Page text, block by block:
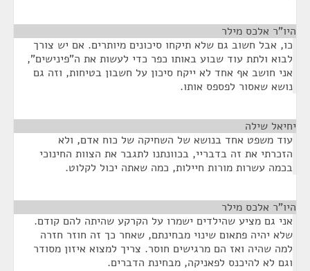
היו"ר אלכס מילר
כו, אבל חשוב גם שלא תיקחו סיכונים מיותרים. אם יש צורך
לבוא ולתת עוד שבוע באותו כפר כדי לעשות את ה"פינישים",
אני חושב אף אחד לא ייקח סיכון על חשבון בטיחות, וזה גם
נושא שאסור לפספס אותו.
יחיאל שילה
עוד משפט אחד בנושא של השחיקה של כוח אדם, ולא
הזכרתי את זה בדבריי, בכוונתנו לתגבר את הצוות החינוכי
בכמה עשרות מורות חיילות, כמה שאתה יכול לקלוט.
היו"ר אלכס מילר
אני גם מציע שהילדים ישמרו על הקרקע שהיתה להם קודם.
שלא יהיה פתאום שינוי מבחינתם, שאחר כך זה חוזר חזרה
למה שהיה ואז הם מרגישים חוסר. צריך למצוא איזון מסודר
וגם לא להיכנס לפאניקה, מבחינת הדברים.